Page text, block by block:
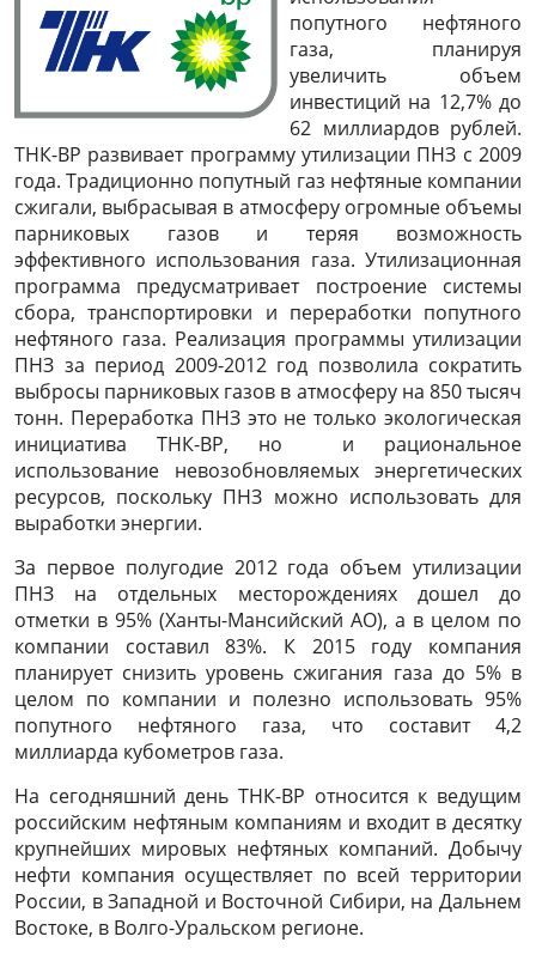
попутного нефтяного
газа, планируя
увеличить объем
инвестиций на 12,7% до
62 миллиардов рублей.
ТНК-ВР развивает программу утилизации ПНЗ с 2009
года. Традиционно попутный газ нефтяные компании
сжигали, выбрасывая в атмосферу огромные объемы
парниковых газов и теряя возможность
эффективного использования газа. Утилизационная
программа предусматривает построение системы
сбора, транспортировки и переработки попутного
нефтяного газа. Реализация программы утилизации
ПНЗ за период 2009-2012 год позволила сократить
выбросы парниковых газов в атмосферу на 850 тысяч
тонн. Переработка ПНЗ это не только экологическая
инициатива ТНК-ВР, но и рациональное
использование невозобновляемых энергетических
ресурсов, поскольку ПНЗ можно использовать для
выработки энергии.
За первое полугодие 2012 года объем утилизации
ПНЗ на отдельных месторождениях дошел до
отметки в 95% (Ханты-Мансийский АО), а в целом по
компании составил 83%. К 2015 году компания
планирует снизить уровень сжигания газа до 5% в
целом по компании и полезно использовать 95%
попутного нефтяного газа, что составит 4,2
миллиарда кубометров газа.
На сегодняшний день ТНК-ВР относится к ведущим
российским нефтяным компаниям и входит в десятку
крупнейших мировых нефтяных компаний. Добычу
нефти компания осуществляет по всей территории
России, в Западной и Восточной Сибири, на Дальнем
Востоке, в Волго-Уральском регионе.